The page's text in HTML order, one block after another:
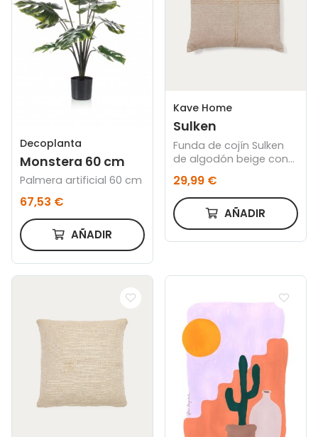
Decoplanta
Monstera 60 cm
Palmera artificial 60 cm
67,53 €
AÑADIR
Kave Home
Sulken
Funda de cojín Sulken
de algodón beige con
cm
29,99 €
AÑADIR